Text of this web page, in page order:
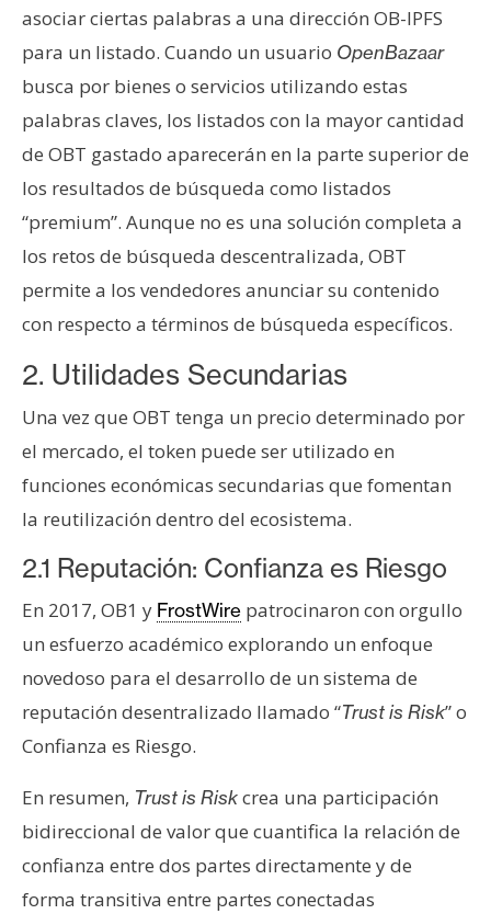
asociar ciertas palabras a una dirección OB-IPFS
para un listado. Cuando un usuario OpenBazaar
busca por bienes o servicios utilizando estas
palabras claves, los listados con la mayor cantidad
de OBT gastado aparecerán en la parte superior de
los resultados de búsqueda como listados
“premium”. Aunque no es una solución completa a
los retos de búsqueda descentralizada, OBT
permite a los vendedores anunciar su contenido
con respecto a términos de búsqueda específicos.
2. Utilidades Secundarias
Una vez que OBT tenga un precio determinado por
el mercado, el token puede ser utilizado en
funciones económicas secundarias que fomentan
la reutilización dentro del ecosistema.
2.1 Reputación: Confianza es Riesgo
En 2017, OB1 y FrostWire patrocinaron con orgullo
un esfuerzo académico explorando un enfoque
novedoso para el desarrollo de un sistema de
reputación desentralizado llamado “Trust is Risk” o
Confianza es Riesgo.
En resumen, Trust is Riskcrea una participación
bidireccional de valor que cuantifica la relación de
confianza entre dos partes directamente y de
forma transitiva entre partes conectadas